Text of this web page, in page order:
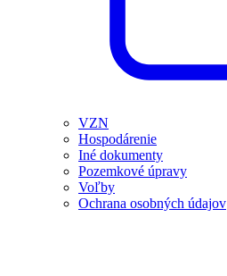
VZN
Hospodárenie
Iné dokumenty
Pozemkové úpravy
Voľby
Ochrana osobných údajov